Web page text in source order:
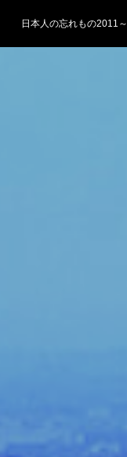
日本人の忘れもの2011～